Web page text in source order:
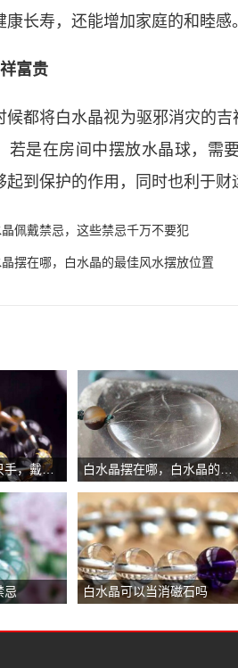
康长寿，还能增加家庭的和睦感。
富贵
候都将白水晶视为驱邪消灾的
若是在房间中摆放水晶球，需
起到保护的作用，同时也利于财
晶佩戴禁忌，这些禁忌千万不要犯
晶摆在哪，白水晶的最佳风水摆放位置
白水晶到底戴哪只手，戴白水晶手链的禁忌 白水晶摆在哪，白水晶的最佳风水摆放位置
忌 白水晶可以当消磁石吗